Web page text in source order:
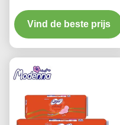
Maandverbanden Daisy
Perfume For Day Use
Vind de beste prijs